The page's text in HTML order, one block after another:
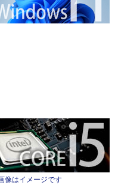
像はイメージです